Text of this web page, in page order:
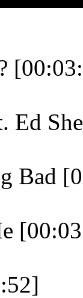
Ed
Bad